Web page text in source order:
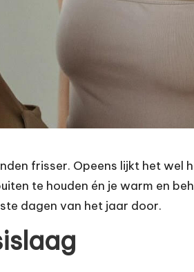
frisser. Opeens lijkt het wel
te houden én je warm en
dagen van het jaar door.